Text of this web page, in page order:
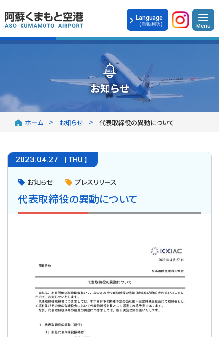
Language
(自動翻訳)
お知らせ
ホーム お知らせ 代表取締役の異動について
2023.04.27 【 THU 】
お知らせ プレスリリース
代表取締役の異動について